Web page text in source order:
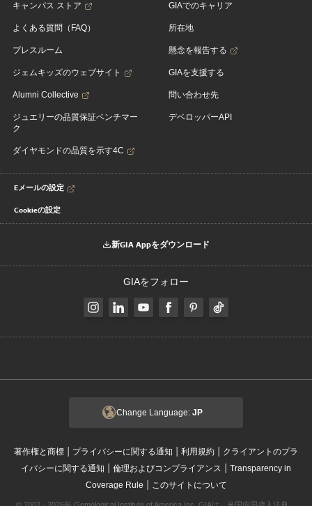
キャンパス ストア
よくある質問（FAQ）
プレスルーム
ジェムキッズのウェブサイト
Alumni Collective
ジュエリーの品質保証ベンチマー
ク
ダイヤモンドの品質を示す4C
GIAでのキャリア
所在地
懸念を報告する
GIAを支援する
問い合わせ先
デベロッパーAPI
Eメールの設定
Cookieの設定
新GIA Appをダウンロード
GIAをフォロー
Change Language: JP
著作権と商標 | プライバシーに関する通知 | 利用規約 | クライアントのプラ
イバシーに関する通知 | 倫理およびコンプライアンス | Transparency in
Coverage Rule | このサイトについて